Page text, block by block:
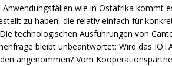
wie in Ostafrika kommt
zu haben, die relativ einfach für
technologischen Ausführungen von
bleibt unbeantwortet: Wird das
angenommen? Vom